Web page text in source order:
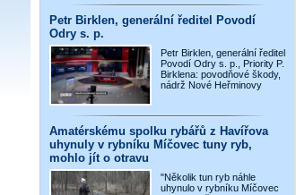
Petr Birklen, generální ředitel Povodí
Odry s. p.
Petr Birklen, generální ředitel
Povodí Odry s. p., Priority P.
Birklena: povodňové škody,
nádrž Nové Heřminovy
Amatérskému spolku rybářů z Havířova
uhynuly v rybníku Míčovec tuny ryb,
mohlo jít o otravu
"Několik tun ryb náhle
uhynulo v rybníku Míčovec